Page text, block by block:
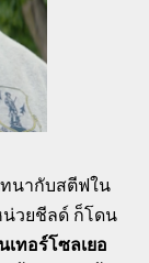
นากับสตีฟใน
น่วยชีลด์ ก็โดน
ทอร์โซลเยอ